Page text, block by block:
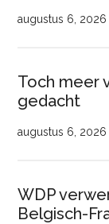
augustus 6, 2026
Toch meer
gedacht
augustus 6, 2026
WDP
Belgisch-